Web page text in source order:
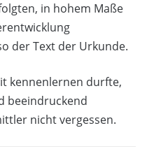
in hohem Maße
der Text der Urkunde.
kennenlernen durfte,
beeindruckend
nicht vergessen.